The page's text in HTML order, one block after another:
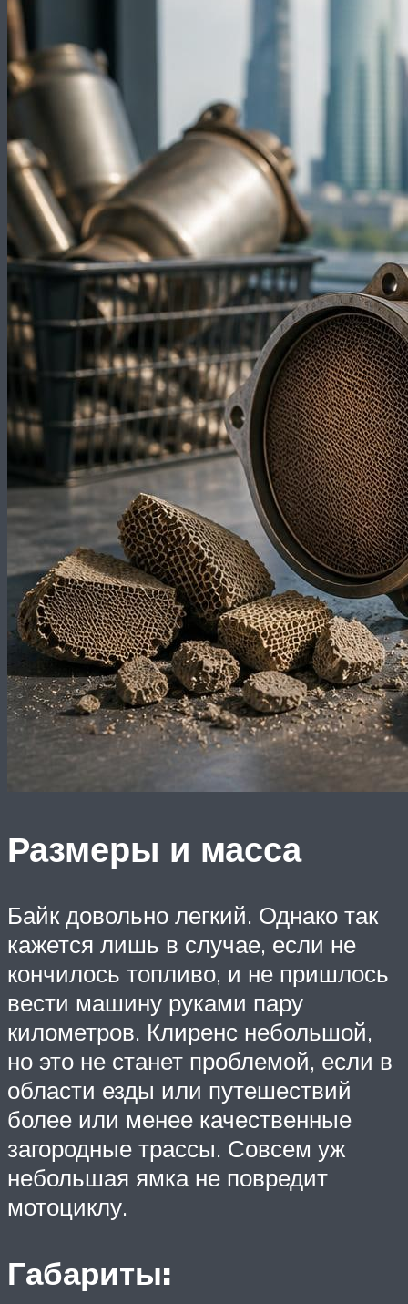
Размеры и масса
Байк довольно легкий. Однако так
кажется лишь в случае, если не
кончилось топливо, и не пришлось
вести машину руками пару
километров. Клиренс небольшой,
но это не станет проблемой, если в
области езды или путешествий
более или менее качественные
загородные трассы. Совсем уж
небольшая ямка не повредит
мотоциклу.
Габариты: